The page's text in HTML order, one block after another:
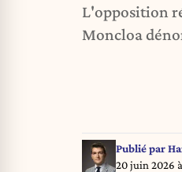
L'opposition
Moncloa
Publié par
20 juin 2026 à